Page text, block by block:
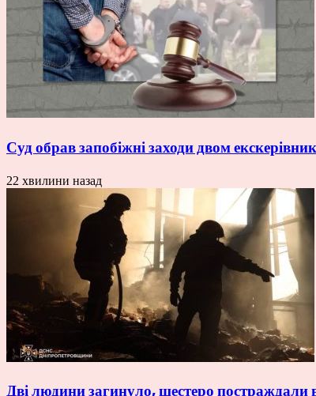
Суд обрав запобіжні заходи двом
22 хвилини назад
Дві людини загинуло, шестеро постраждали